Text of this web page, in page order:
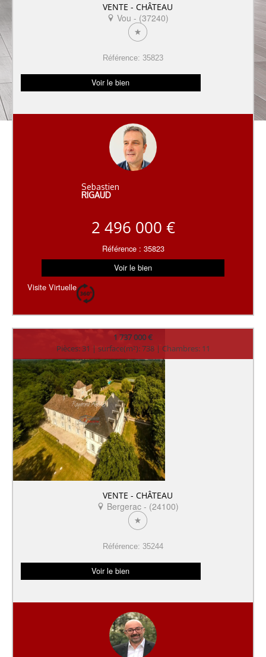
VENTE - CHÂTEAU
Vou - (37240)
Référence: 35823
Voir le bien
Sebastien
RIGAUD
2 496 000 €
Référence : 35823
Voir le bien
Visite Virtuelle
1 737 000 €
Pièces: 31 | surface(m²): 738 | Chambres: 11
VENTE - CHÂTEAU
Bergerac - (24100)
Référence: 35244
Voir le bien